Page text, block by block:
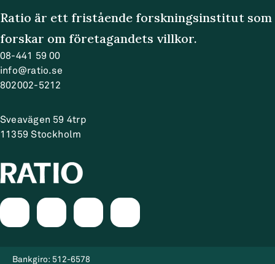
Ratio är ett fristående forskningsinstitut som
forskar om företagandets villkor.
08-441 59 00
info@ratio.se
802002-5212
Sveavägen 59 4trp
11359 Stockholm
Bankgiro: 512-6578